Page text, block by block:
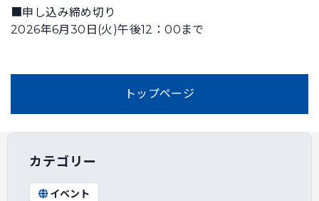
■申し込み締め切り
2026年6月30日(火)午後12：00まで
トップページ
カテゴリー
イベント